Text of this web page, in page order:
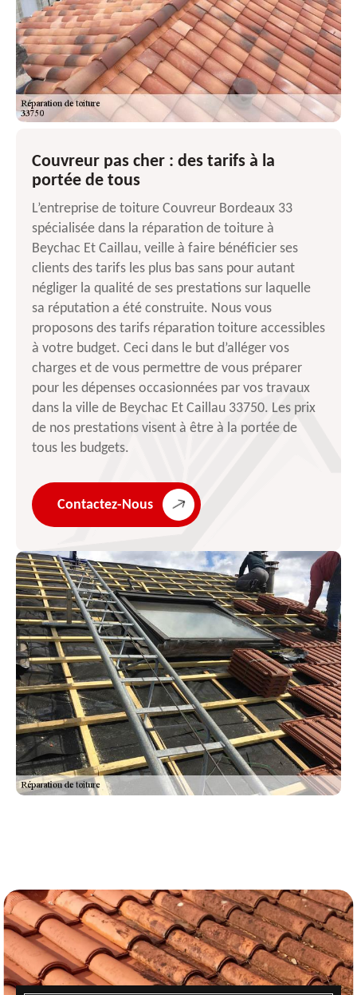
Couvreur pas cher : des tarifs à la
portée de tous
L’entreprise de toiture Couvreur Bordeaux 33
spécialisée dans la réparation de toiture à
Beychac Et Caillau, veille à faire bénéficier ses
clients des tarifs les plus bas sans pour autant
négliger la qualité de ses prestations sur laquelle
sa réputation a été construite. Nous vous
proposons des tarifs réparation toiture accessibles
à votre budget. Ceci dans le but d’alléger vos
charges et de vous permettre de vous préparer
pour les dépenses occasionnées par vos travaux
dans la ville de Beychac Et Caillau 33750. Les prix
de nos prestations visent à être à la portée de
tous les budgets.
Contactez-Nous